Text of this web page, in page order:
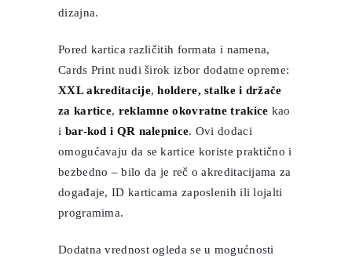
dizajna.
Pored kartica različitih formata i namena,
Cards Print nudi širok izbor dodatne opreme:
XXL akreditacije,holdere, stalke i držače
za kartice, reklamne okovratne trakice kao
i bar-kod i QR nalepnice. Ovi dodaci
omogućavaju da se kartice koriste praktično i
bezbedno – bilo da je reč o akreditacijama za
događaje, ID karticama zaposlenih ili lojalti
programima.
Dodatna vrednost ogleda se u mogućnosti